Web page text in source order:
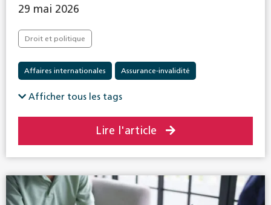
29 mai 2026
Droit et politique
Affaires internationales Assurance-invalidité
Assurance-maladie
Afficher tous les tags
Lire l'article